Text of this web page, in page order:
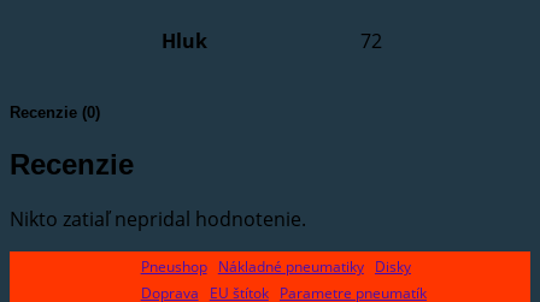
Hluk 72
Recenzie (0)
Recenzie
Nikto zatiaľ nepridal hodnotenie.
Pneushop Nákladné pneumatiky
Disky
Doprava
EU štítok Parametre pneumatík